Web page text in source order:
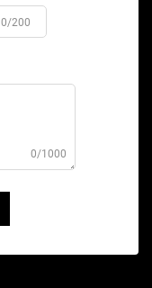
0/200
0/1000